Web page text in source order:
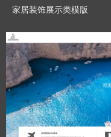
家居装饰展示类模版